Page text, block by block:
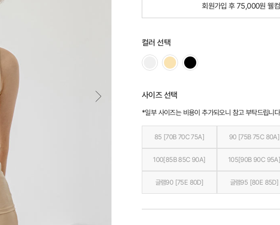
회원가입 후 75,000원 웰
컬러 선택
사이즈 선택
*일부 사이즈는 비용이 추가되오니 참고 부탁드립니
85 [70B 70C 75A] 90 [75B 75C 80A]
100[85B 85C 90A] 105[90B 90C 95A]
글램90 [75E 80D] 글램95 [80E 85D]